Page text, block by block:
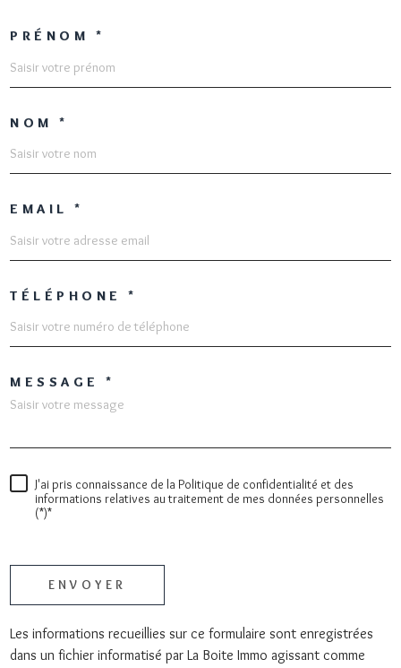
PRÉNOM *
NOM *
EMAIL *
TÉLÉPHONE *
MESSAGE *
J'ai pris connaissance de la Politique de confidentialité et des
informations relatives au traitement de mes données personnelles
(*)*
ENVOYER
Les informations recueillies sur ce formulaire sont enregistrées
dans un fichier informatisé par La Boite Immo agissant comme